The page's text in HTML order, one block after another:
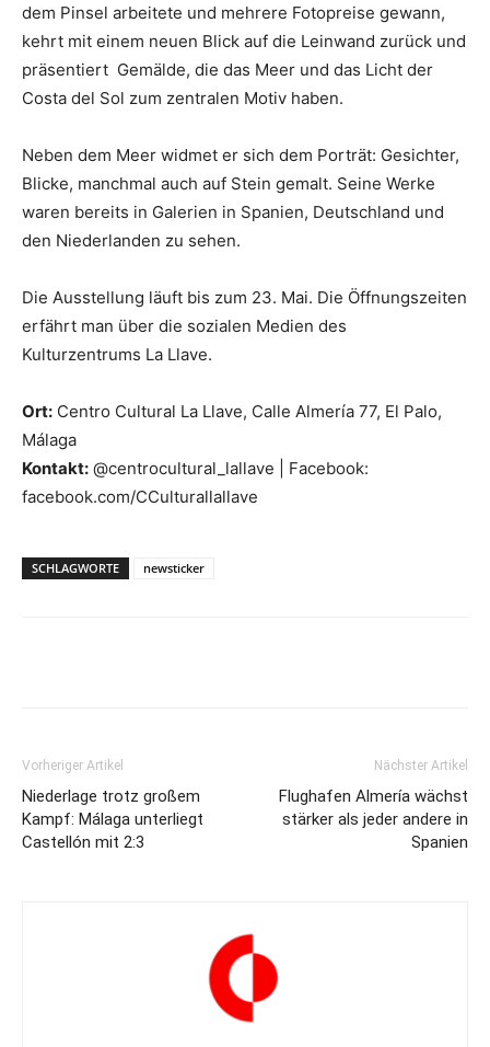
dem Pinsel arbeitete und mehrere Fotopreise gewann,
kehrt mit einem neuen Blick auf die Leinwand zurück und
präsentiert Gemälde, die das Meer und das Licht der
Costa del Sol zum zentralen Motiv haben.
Neben dem Meer widmet er sich dem Porträt: Gesichter,
Blicke, manchmal auch auf Stein gemalt. Seine Werke
waren bereits in Galerien in Spanien, Deutschland und
den Niederlanden zu sehen.
Die Ausstellung läuft bis zum 23. Mai. Die Öffnungszeiten
erfährt man über die sozialen Medien des
Kulturzentrums La Llave.
Ort: Centro Cultural La Llave, Calle Almería 77, El Palo,
Málaga
Kontakt: @centrocultural_lallave | Facebook:
facebook.com/CCulturallallave
SCHLAGWORTE newsticker
Vorheriger Artikel
Niederlage trotz großem
Kampf: Málaga unterliegt
Castellón mit 2:3
Nächster Artikel
Flughafen Almería wächst
stärker als jeder andere in
Spanien